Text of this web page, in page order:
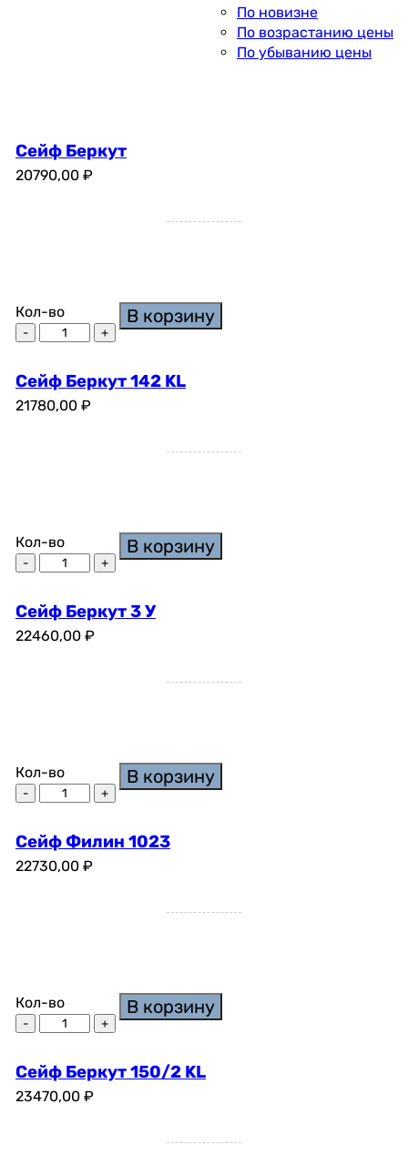
По новизне
По возрастанию цены
По убыванию цены
Сейф Беркут
20790,00 ₽
Кол-во В корзину
Сейф Беркут 142 KL
21780,00 ₽
Кол-во В корзину
Сейф Беркут 3 У
22460,00 ₽
Кол-во В корзину
Сейф Филин 1023
22730,00 ₽
Кол-во В корзину
Сейф Беркут 150/2 KL
23470,00 ₽